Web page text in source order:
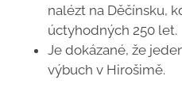
nalézt na Děčínsku,
úctyhodných 250 let.
Je dokázané, že
výbuch v Hirošimě.